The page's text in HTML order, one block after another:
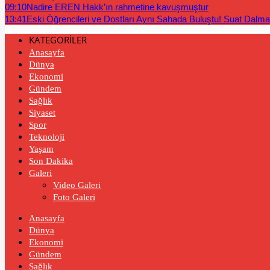
09:10Nadire EREN Hakk’ın rahmetine kavuşmuştur
13:41Eski Öğrencileri ve Dostları Aynı Sahada Buluştu! Suat
KATEGORİLER
Anasayfa
Dünya
Ekonomi
Gündem
Sağlık
Siyaset
Spor
Teknoloji
Yaşam
Son Dakika
Galeri
Video Galeri
Foto Galeri
Anasayfa
Dünya
Ekonomi
Gündem
Sağlık